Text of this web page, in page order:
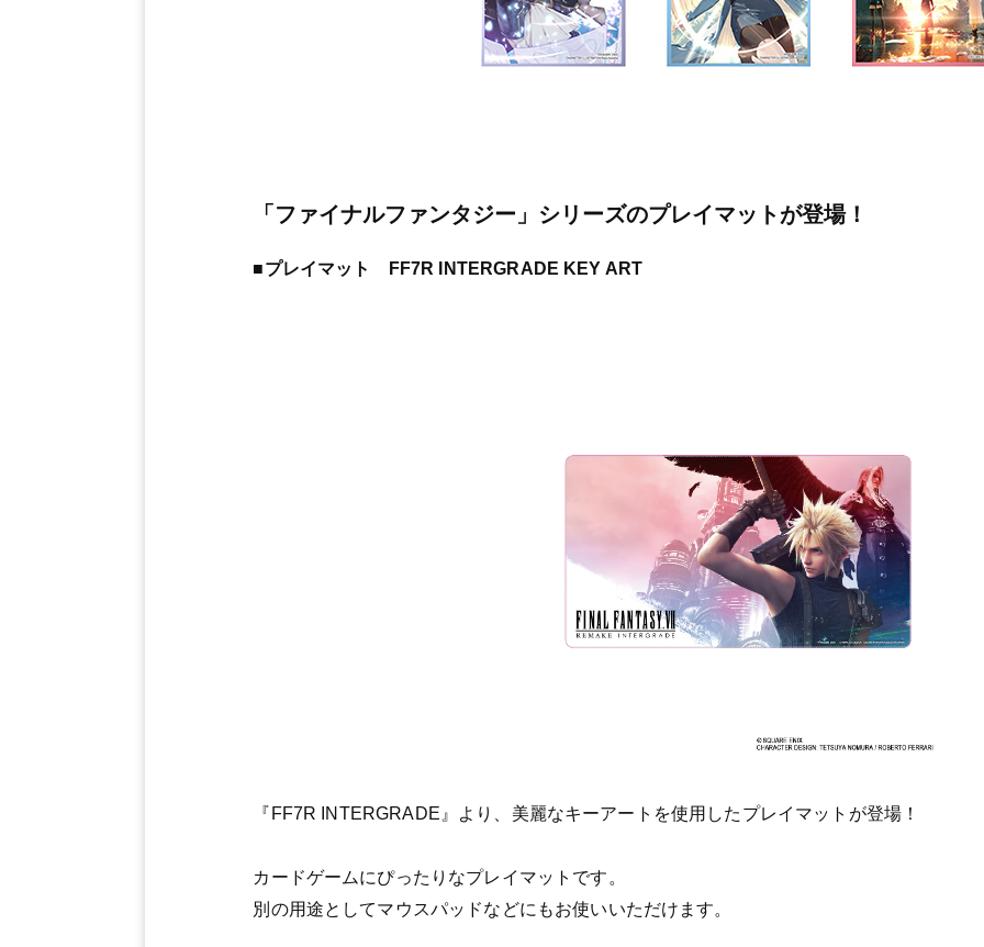
「ファイナルファンタジー」シリーズのプレイマットが登場！
■プレイマット FF7R INTERGRADE KEY ART
『FF7R INTERGRADE』より、美麗なキーアートを使用したプレイマットが登場！
カードゲームにぴったりなプレイマットです。
別の用途としてマウスパッドなどにもお使いいただけます。